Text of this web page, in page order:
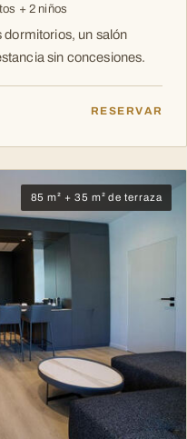
+ 2 niños
dormitorios, un salón
sin concesiones.
RESERVAR
85 m² + 35 m² de terraza